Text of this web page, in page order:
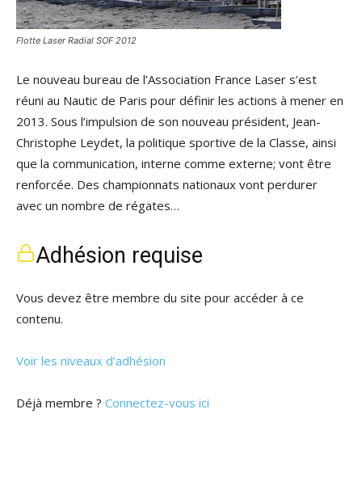
Flotte Laser Radial SOF 2012
Le nouveau bureau de l’Association France Laser s’est
réuni au Nautic de Paris pour définir les actions à mener en
2013. Sous l’impulsion de son nouveau président, Jean-
Christophe Leydet, la politique sportive de la Classe, ainsi
que la communication, interne comme externe; vont être
renforcée. Des championnats nationaux vont perdurer
avec un nombre de régates…
Adhésion requise
Vous devez être membre du site pour accéder à ce
contenu.
Voir les niveaux d’adhésion
Déjà membre ? Connectez-vous ici